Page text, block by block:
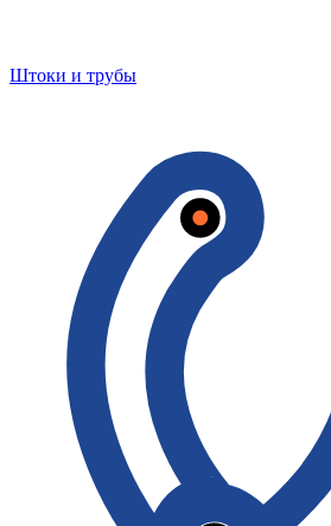
Штоки и трубы